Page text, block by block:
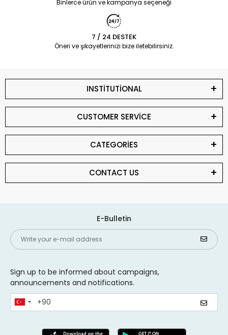
Binlerce ürün ve kampanya seçeneği
7 / 24 DESTEK
Öneri ve şikayetlerinizi bize iletebilirsiniz.
INSTİTUTİONAL
CUSTOMER SERVİCE
CATEGORİES
CONTACT US
E-Bulletin
Sign up to be informed about campaigns,
announcements and notifications.